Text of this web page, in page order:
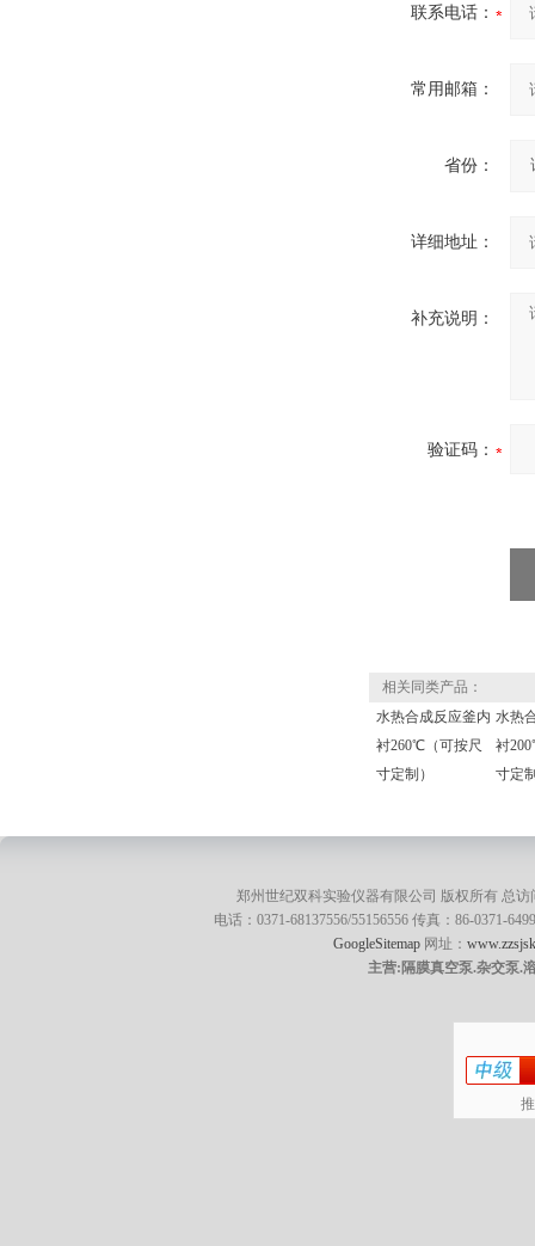
联系电话：
常用邮箱：
省份：
详细地址：
补充说明：
验证码：
相关同类产品：
水热合成反应釜内
衬260℃（可按尺
寸定制）
水热
衬
寸定
郑州世纪双科实验仪器有限公司 版权所有 总访
电话：0371-68137556/55156556 传真：86-0371-
GoogleSitemap 网址：
主营:隔膜真空泵.杂交泵.